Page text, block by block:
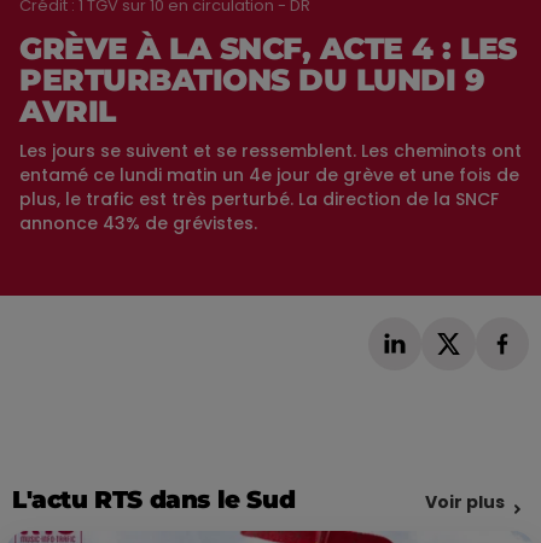
Crédit : 1 TGV sur 10 en circulation - DR
GRÈVE À LA SNCF, ACTE 4 : LES
PERTURBATIONS DU LUNDI 9
AVRIL
Les jours se suivent et se ressemblent. Les cheminots ont
entamé ce lundi matin un 4e jour de grève et une fois de
plus, le trafic est très perturbé. La direction de la SNCF
annonce 43% de grévistes.
L'actu RTS dans le Sud Voir plus